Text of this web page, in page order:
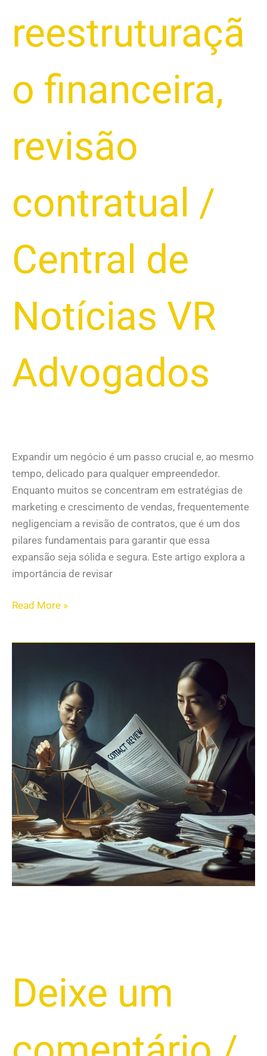
reestruturaçã
o financeira,
revisão
contratual /
Central de
Notícias VR
Advogados
Expandir um negócio é um passo crucial e, ao mesmo
tempo, delicado para qualquer empreendedor.
Enquanto muitos se concentram em estratégias de
marketing e crescimento de vendas, frequentemente
negligenciam a revisão de contratos, que é um dos
pilares fundamentais para garantir que essa
expansão seja sólida e segura. Este artigo explora a
importância de revisar
Read More »
Deixe um
Contratuais:
Que
Todo
Empresário
Precisa
Saber
2025